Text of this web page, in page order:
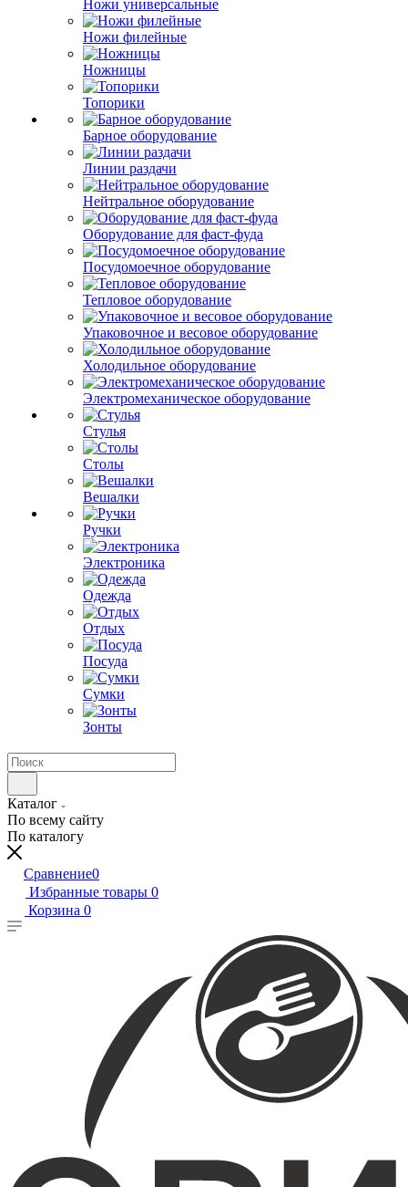
Ножи универсальные
Ножи филейные
Ножницы
Топорики
Барное оборудование
Линии раздачи
Нейтральное оборудование
Оборудование для фаст-фуда
Посудомоечное оборудование
Тепловое оборудование
Упаковочное и весовое оборудование
Холодильное оборудование
Электромеханическое оборудование
Стулья
Столы
Вешалки
Ручки
Электроника
Одежда
Отдых
Посуда
Сумки
Зонты
Каталог
По всему сайту
По каталогу
Сравнение0
Избранные товары 0
Корзина 0